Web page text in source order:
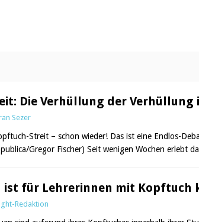
Die Verhüllung der Verhüllung
Sezer
Streit – schon wieder! Das ist eine Endlos-
Gregor Fischer) Seit wenigen Wochen erlebt
ist für Lehrerinnen mit Kopftuch
Redaktion